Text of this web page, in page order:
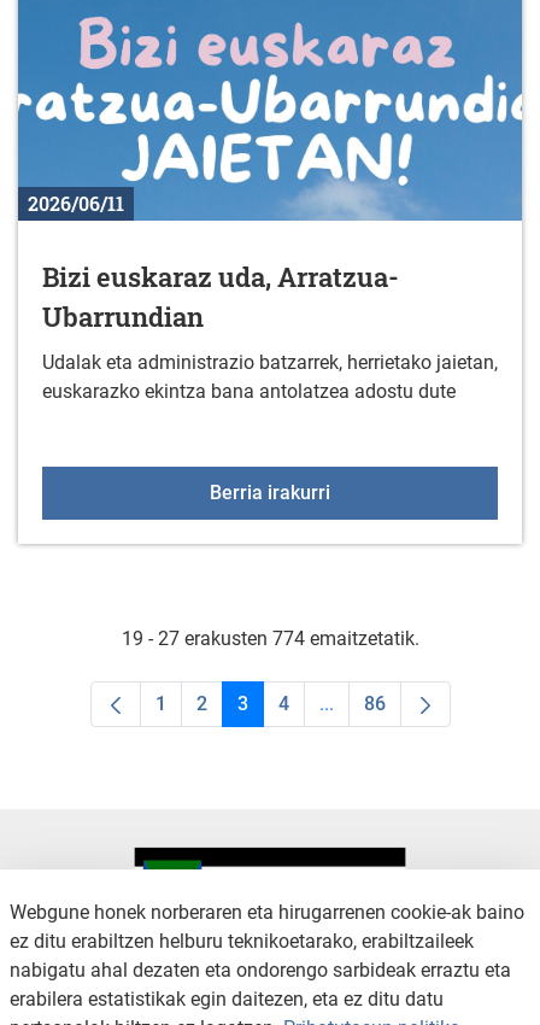
2026/06/11
Bizi euskaraz uda, Arratzua-
Ubarrundian
Udalak eta administrazio batzarrek, herrietako jaietan,
euskarazko ekintza bana antolatzea adostu dute
Berria irakurri
19 - 27 erakusten 774 emaitzetatik.
Orrialdea
1 Orrialdea
2 Orrialdea
3 Orrialdea
4 ...Intermediate Pages Use
Orrialdea
86
KONTAKTUA
LEGE OHARRA
SALAKETA KANALA
PRIBATUTASUN POLITIKA
Webgune honek norberaren eta hirugarrenen cookie-ak baino
ez ditu erabiltzen helburu teknikoetarako, erabiltzaileek
nabigatu ahal dezaten eta ondorengo sarbideak erraztu eta
erabilera estatistikak egin daitezen, eta ez ditu datu